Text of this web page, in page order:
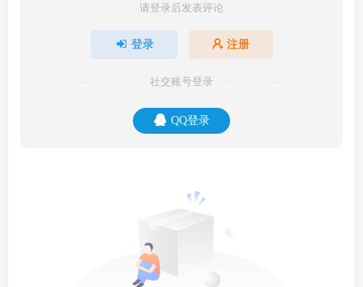
请登录后发表评论
登录 注册
社交账号登录
QQ登录